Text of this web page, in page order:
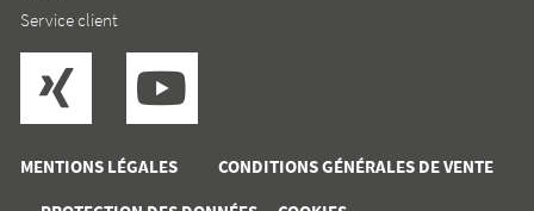
MENTIONS LÉGALES
CONDITIONS GÉNÉRALES DE VENTE
Service client